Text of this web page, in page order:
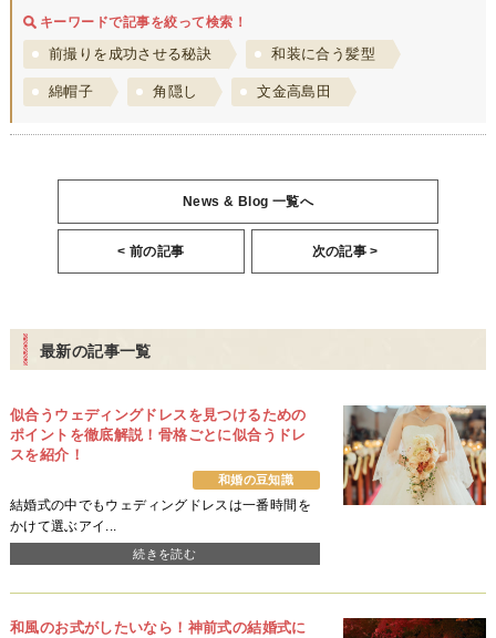
キーワードで記事を絞って検索！
前撮りを成功させる秘訣 和装に合う髪型
綿帽子 角隠し 文金高島田
News & Blog 一覧へ
< 前の記事 次の記事 >
最新の記事一覧
似合うウェディングドレスを見つけるための
ポイントを徹底解説！骨格ごとに似合うドレ
スを紹介！
和婚の豆知識
結婚式の中でもウェディングドレスは一番時間を
かけて選ぶアイ...
続きを読む
和風のお式がしたいなら！神前式の結婚式に